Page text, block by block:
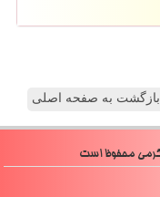
بازگشت به صفحه اصلی